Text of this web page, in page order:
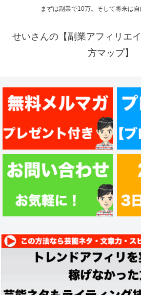
まずは副業で10万。そして将来は自
せいさんの【副業アフィリエ
方マップ】